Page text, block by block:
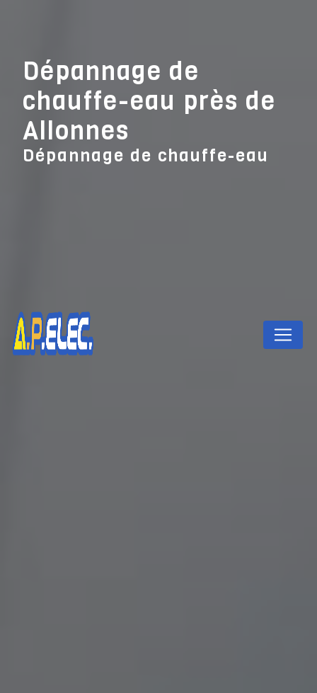
Dépannage de
chauffe-eau près de
Allonnes
Dépannage de chauffe-eau